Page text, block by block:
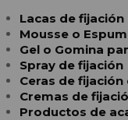
Lacas de fijación
Mousse o
Gel o Gomina
Spray de fijación
Ceras de fijación
Cremas de
Productos de